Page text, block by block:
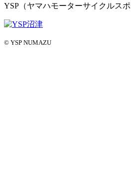
YSP（ヤマハモーターサイクルスポ
© YSP NUMAZU